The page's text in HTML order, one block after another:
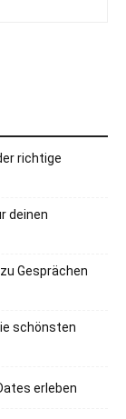
richtige
deinen
Gesprächen
schönsten
erleben